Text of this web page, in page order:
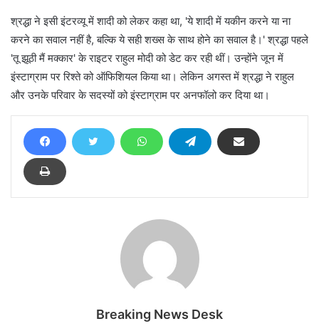
श्रद्धा ने इसी इंटरव्यू में शादी को लेकर कहा था, 'ये शादी में यकीन करने या ना
करने का सवाल नहीं है, बल्कि ये सही शख्स के साथ होने का सवाल है।' श्रद्धा पहले
'तू झूठी मैं मक्कार' के राइटर राहुल मोदी को डेट कर रही थीं। उन्होंने जून में
इंस्टाग्राम पर रिश्ते को ऑफिशियल किया था। लेकिन अगस्त में श्रद्धा ने राहुल
और उनके परिवार के सदस्यों को इंस्टाग्राम पर अनफॉलो कर दिया था।
Breaking News Desk